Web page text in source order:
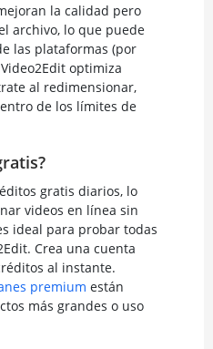
la calidad pero
archivo, lo que puede
las plataformas (por
optimiza
al redimensionar,
de los límites de
gratis diarios, lo
videos en línea sin
ideal para probar todas
Crea una cuenta
al instante.
premium están
más grandes o uso